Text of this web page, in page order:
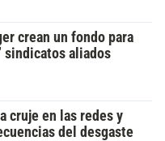
crean un fondo para
sindicatos aliados
cruje en las redes y
del desgaste